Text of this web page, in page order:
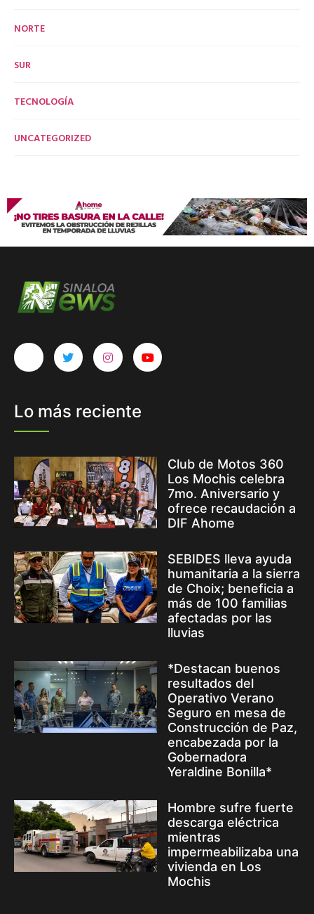
NORTE
SUR
TECNOLOGÍA
UNCATEGORIZED
Lo más reciente
Club de Motos 360
Los Mochis celebra
7mo. Aniversario y
ofrece recaudación a
DIF Ahome
SEBIDES lleva ayuda
humanitaria a la sierra
de Choix; beneficia a
más de 100 familias
afectadas por las
lluvias
*Destacan buenos
resultados del
Operativo Verano
Seguro en mesa de
Construcción de Paz,
encabezada por la
Gobernadora
Yeraldine Bonilla*
Hombre sufre fuerte
descarga eléctrica
mientras
impermeabilizaba una
vivienda en Los
Mochis